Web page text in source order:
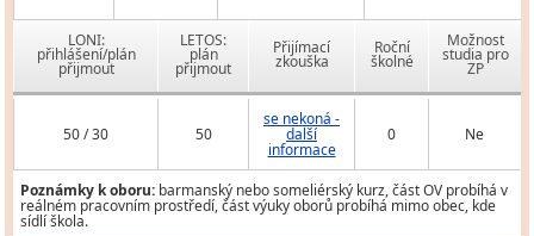
LONI:
přihlášení/plán
přijmout
LETOS:
plán
přijmout
Přijímací
zkouška
Roční
školné
Možnost
studia pro
ZP
50 / 30 50
se nekoná -
další
informace
0 Ne
Poznámky k oboru: barmanský nebo someliérský kurz, část OV probíhá v
reálném pracovním prostředí, část výuky oborů probíhá mimo obec, kde
sídlí škola.